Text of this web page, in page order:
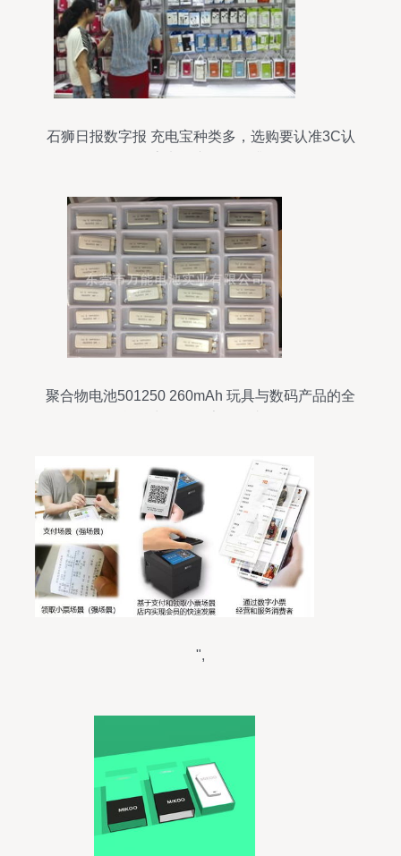
石狮日报数字报 充电宝种类多，选购要认准3C认
聚合物电池501250 260mAh 玩具与数码产品的全
",